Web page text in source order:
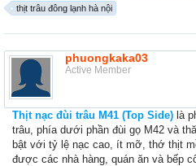
thịt trâu đông lạnh hà nội
phuongkaka03
Active Member
Thịt nạc đùi trâu M41 (Top Side) là
trâu, phía dưới phần đùi gọ M42 và
bật với tỷ lệ nạc cao, ít mỡ, thớ thịt
được các nhà hàng, quán ăn và bếp